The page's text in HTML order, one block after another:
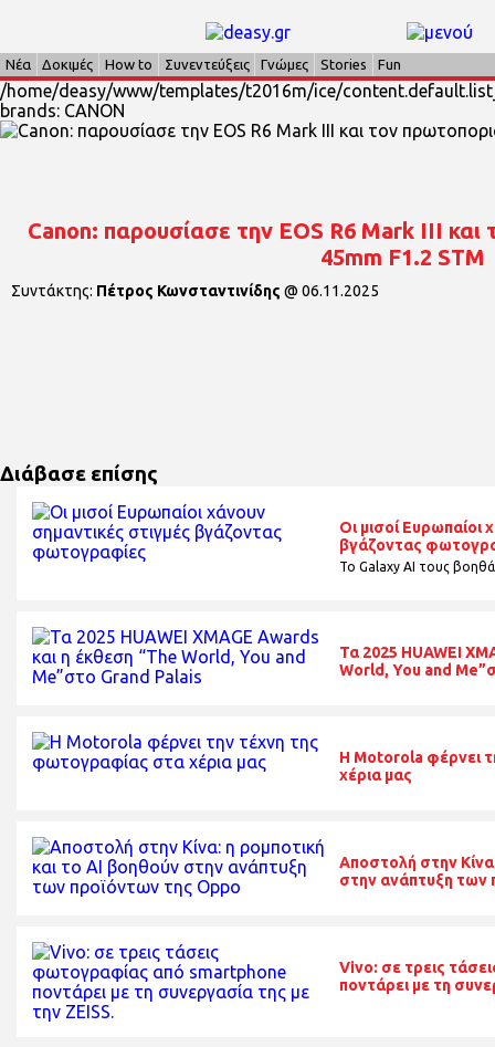
Νέα Δοκιμές How to Συνεντεύξεις Γνώμες Stories Fun
/home/deasy/www/templates/t2016m/ice/
brands: CANON
Canon: παρουσίασε την EOS R6 Mark III
45mm F1.2 STM
Συντάκτης: Πέτρος Κωνσταντινίδης @ 06.11.2025
Διάβασε επίσης
Οι μισοί Ευρωπαίοι
βγάζοντας
Το Galaxy AI τους
Τα 2025 HUAWEI
World, You and
H Motorola φέρνει
χέρια μας
Αποστολή στην
στην ανάπτυξη των
Vivo: σε τρεις
ποντάρει με τη